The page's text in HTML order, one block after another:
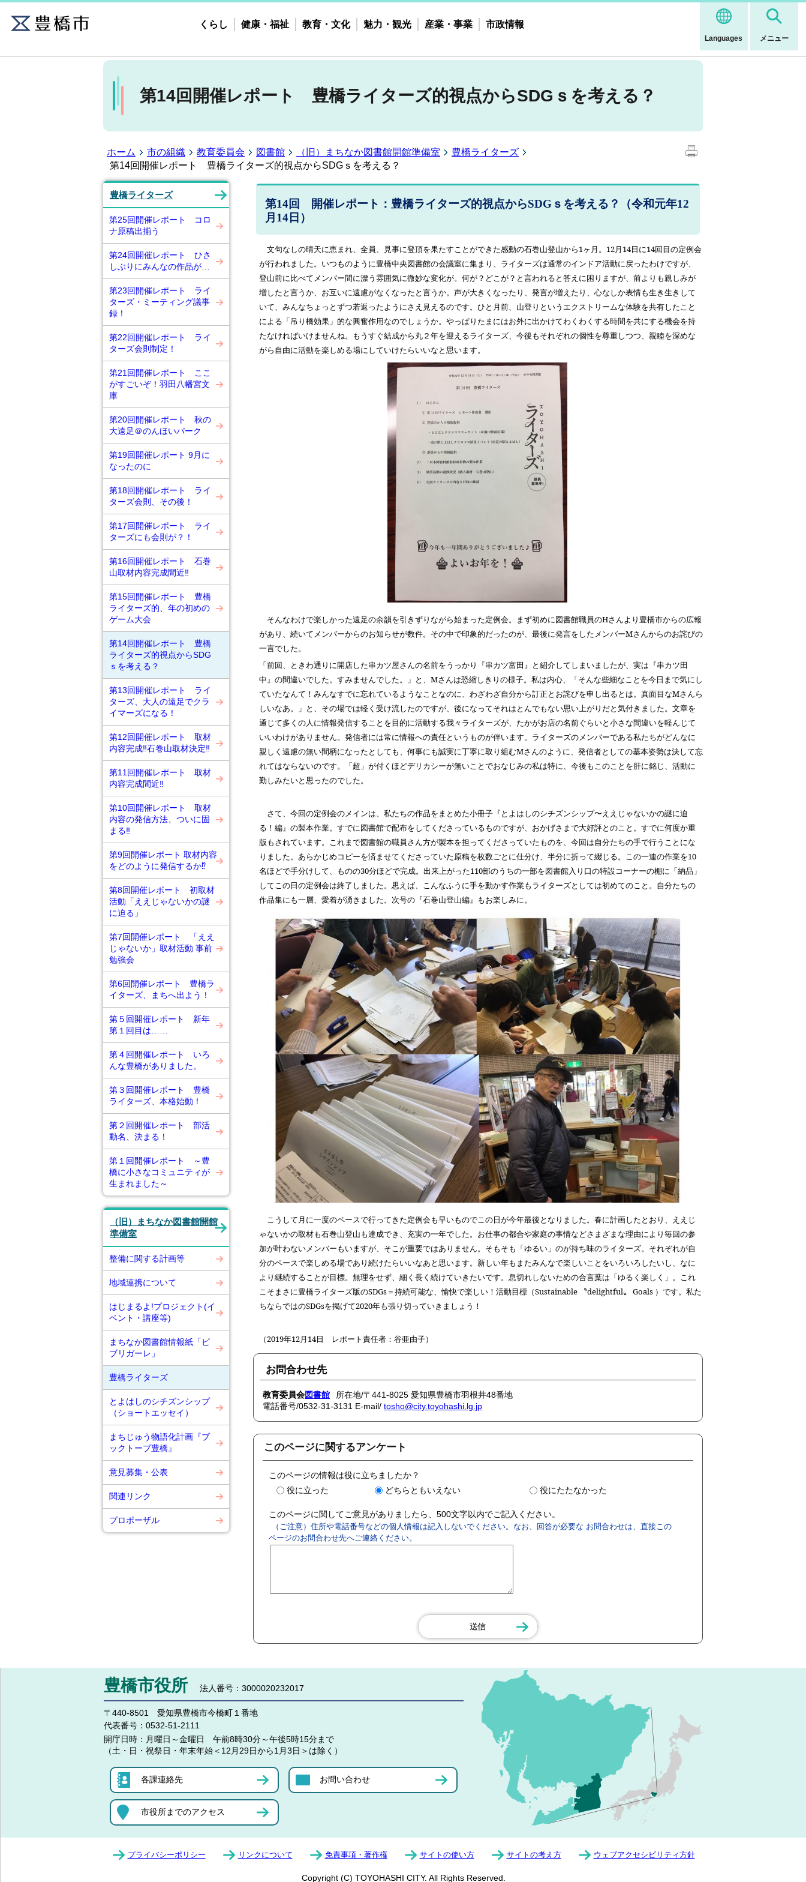
Languages メニュー
くらし 健康・福祉 教育・文化 魅力・観光 産業・事業 市政情報
第14回開催レポート 豊橋ライターズ的視点からSDGｓを考える？
ホーム 市の組織 教育委員会 図書館 （旧）まちなか図書館開館準備室
豊橋ライターズ
第14回開催レポート 豊橋ライターズ的視点からSDGｓを考える？
豊橋ライターズ
第25回開催レポート コロ
ナ原稿出揃う
第24回開催レポート ひさ
しぶりにみんなの作品が…
第23回開催レポート ライ
ターズ・ミーティング議事
録！
第22回開催レポート ライ
ターズ会則制定！
第21回開催レポート ここ
がすごいぞ！羽田八幡宮文
庫
第20回開催レポート 秋の
大遠足＠のんほいパーク
第19回開催レポート 9月に
なったのに
第18回開催レポート ライ
ターズ会則、その後！
第17回開催レポート ライ
ターズにも会則が？！
第16回開催レポート 石巻
山取材内容完成間近‼
第15回開催レポート 豊橋
ライターズ的、年の初めの
ゲーム大会
第14回開催レポート 豊橋
ライターズ的視点からSDG
ｓを考える？
第13回開催レポート ライ
ターズ、大人の遠足でクラ
イマーズになる！
第12回開催レポート 取材
内容完成‼石巻山取材決定‼
第11回開催レポート 取材
内容完成間近‼
第10回開催レポート 取材
内容の発信方法、ついに固
まる‼
第9回開催レポート 取材内容
をどのように発信するか⁉
第8回開催レポート 初取材
活動「ええじゃないかの謎
に迫る」
第7回開催レポート 「ええ
じゃないか」取材活動 事前
勉強会
第6回開催レポート 豊橋ラ
イターズ、まちへ出よう！
第５回開催レポート 新年
第１回目は……
第４回開催レポート いろ
んな豊橋がありました。
第３回開催レポート 豊橋
ライターズ、本格始動！
第２回開催レポート 部活
動名、決まる！
第１回開催レポート ～豊
橋に小さなコミュニティが
生まれました～
（旧）まちなか図書館開館
準備室
整備に関する計画等
地域連携について
はじまるよ!プロジェクト(イ
ベント・講座等)
まちなか図書館情報紙「ビ
ブリガーレ」
豊橋ライターズ
とよはしのシチズンシップ
（ショートエッセイ）
まちじゅう物語化計画『ブ
ックトープ豊橋』
意見募集・公表
関連リンク
プロポーザル
第14回 開催レポート：豊橋ライターズ的視点からSDGｓを考える？（令和元年12
月14日）
文句なしの晴天に恵まれ、全員、見事に登頂を果たすことができた感動の石巻山登山から1ヶ月。 12月14日に14回目の定例会
が行われました。いつものように豊橋中央図書館の会議室に集まり、ライターズは通常のインドア活動に戻ったわけですが、
登山前に比べてメンバー間に漂う雰囲気に微妙な変化が。何が？どこが？と言われると答えに困りますが、前よりも親しみが
増したと言うか、お互いに遠慮がなくなったと言うか。声が大きくなったり、発言が増えたり、心なしか表情も生き生きして
いて、みんなちょっとずつ若返ったようにさえ見えるのです。ひと月前、山登りというエクストリームな体験を共有したこと
による「吊り橋効果」的な興奮作用なのでしょうか。やっぱりたまにはお外に出かけてわくわくする時間を共にする機会を持
たなければいけませんね。もうすぐ結成から丸２年を迎えるライターズ、今後もそれぞれの個性を尊重しつつ、親睦を深めな
がら自由に活動を楽しめる場にしていけたらいいなと思います。
そんなわけで楽しかった遠足の余韻を引きずりながら始まった定例会。まず初めに図書館職員のHさんより豊橋市からの広報
があり、続いてメンバーからのお知らせが数件。その中で印象的だったのが、最後に発言をしたメンバーMさんからのお詫びの
一言でした。
「前回、ときわ通りに開店した串カツ屋さんの名前をうっかり『串カツ富田』と紹介してしまいましたが、実は『串カツ田
中』の間違いでした。すみませんでした。」と、 Mさんは恐縮しきりの様子。私は内心、「そんな些細なことを今日まで気にし
ていたなんて！みんなすでに忘れているようなことなのに、わざわざ自分から訂正とお詫びを申し出るとは。真面目なMさんら
しいなあ。」と、その場では軽く受け流したのですが、後になってそれはとんでもない思い上がりだと気付きました。文章を
通じて多くの人に情報発信することを目的に活動する我々ライターズが、たかがお店の名前ぐらいと小さな間違いを軽んじて
いいわけがありません。発信者には常に情報への責任というものが伴います。ライターズのメンバーである私たちがどんなに
親しく遠慮の無い間柄になったとしても、何事にも誠実に丁寧に取り組むMさんのように、発信者としての基本姿勢は決して忘
れてはならないのです。「超」が付くほどデリカシーが無いことでおなじみの私は特に、今後もこのことを肝に銘じ、活動に
勤しみたいと思ったのでした。
さて、今回の定例会のメインは、私たちの作品をまとめた小冊子『とよはしのシチズンシップ〜ええじゃないかの謎に迫
る！編』の製本作業。すでに図書館で配布をしてくださっているものですが、おかげさまで大好評とのこと。すでに何度か重
版もされています。これまで図書館の職員さん方が製本を担ってくださっていたものを、今回は自分たちの手で行うことにな
りました。あらかじめコピーを済ませてくださっていた原稿を枚数ごとに仕分け、半分に折って綴じる。この一連の作業を10
名ほどで手分けして、ものの30分ほどで完成。出来上がった110部のうちの一部を図書館入り口の特設コーナーの棚に「納品」
してこの日の定例会は終了しました。思えば、こんなふうに手を動かす作業もライターズとしては初めてのこと。自分たちの
作品集にも一層、愛着が湧きました。次号の『石巻山登山編』もお楽しみに。
こうして月に一度のペースで行ってきた定例会も早いものでこの日が今年最後となりました。春に計画したとおり、ええじ
ゃないかの取材も石巻山登山も達成でき、充実の一年でした。お仕事の都合や家庭の事情などさまざまな理由により毎回の参
加が叶わないメンバーもいますが、そこが重要ではありません。そもそも「ゆるい」のが持ち味のライターズ。それぞれが自
分のペースで楽しめる場であり続けたらいいなあと思います。新しい年もまたみんなで楽しいことをいろいろしたいし、なに
より継続することが目標。無理をせず、細く長く続けていきたいです。息切れしないための合言葉は「ゆるく楽しく」。これ
こそまさに豊橋ライターズ版のSDGs＝持続可能な、愉快で楽しい！活動目標（Sustainable 〝delightful〟 Goals ）です。私た
ちならではのSDGsを掲げて2020年も張り切っていきましょう！
（2019年12月14日 レポート責任者：谷亜由子）
お問合わせ先
教育委員会図書館
所在地/〒441-8025 愛知県豊橋市羽根井48番地
電話番号/0532-31-3131 E-mail/ tosho@city.toyohashi.lg.jp
このページに関するアンケート
このページの情報は役に立ちましたか？
役に立った
どちらともいえない 役にたたなかった
このページに関してご意見がありましたら、500文字以内でご記入ください。
（ご注意）住所や電話番号などの個人情報は記入しないでください。なお、回答が必要な お問合わせは、直接この
ページのお問合わせ先へご連絡ください。
豊橋市役所 法人番号：3000020232017
〒440-8501 愛知県豊橋市今橋町１番地
代表番号： 0532-51-2111
開庁日時： 月曜日～金曜日 午前8時30分～午後5時15分まで
（土・日・祝祭日・年末年始＜12月29日から1月3日＞は除く）
各課連絡先 お問い合わせ
市役所までのアクセス
プライバシーポリシー リンクについて 免責事項・著作権 サイトの使い方 サイトの考え方 ウェブアクセシビリティ方針
Copyright (C) TOYOHASHI CITY. All Rights Reserved.